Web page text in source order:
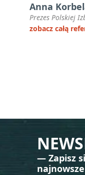
Anna
Prezes Polskiej
zobacz całą
— Zapisz